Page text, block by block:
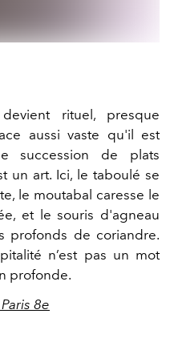
rituel, presque
aussi vaste qu'il est
succession de plats
un art. Ici, le taboulé se
le moutabal caresse le
et le souris d'agneau
profonds de coriandre.
n’est pas un mot
profonde.
8e